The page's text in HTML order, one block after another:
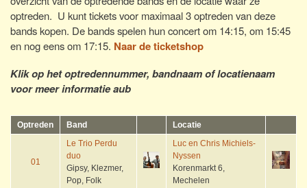
optreden. U kunt tickets voor maximaal 3 optreden van deze
bands kopen. De bands spelen hun concert om 14:15, om 15:45
en nog eens om 17:15. Naar de ticketshop
Klik op het optredennummer, bandnaam of locatienaam
voor meer informatie aub
Optreden Band Locatie
01
Le Trio Perdu
duo
Gipsy, Klezmer,
Pop, Folk
Luc en Chris Michiels-
Nyssen
Korenmarkt 6,
Mechelen